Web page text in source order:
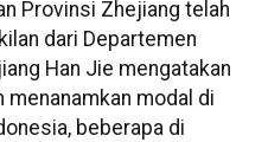
Provinsi Zhejiang telah
dari Departemen
Han Jie mengatakan
modal di
beberapa di